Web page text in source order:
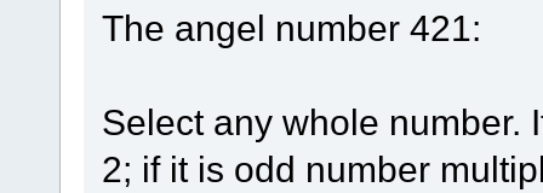
The angel number 421:
Select any whole number.
2; if it is odd number